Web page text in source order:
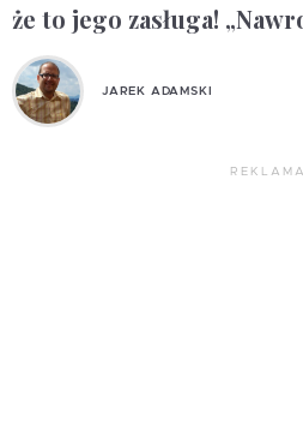
że to jego zasługa!
JAREK ADAMSKI
REKLAMA